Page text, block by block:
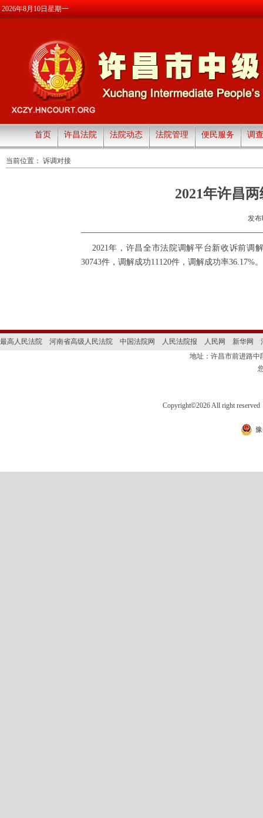
2026年8月10日星期一
首页 许昌法院 法院动态 法院管理 便民服务 调
当前位置： 诉调对接
2021年许昌
发布
2021年，许昌全市法院调解平台新收诉前调
30743件，调解成功11120件，调解成功率36.17%
最高人民法院 河南省高级人民法院 中国法院网 人民法院报 人民网 新华网
地址：许昌市前进路
Copyright©2026 All right